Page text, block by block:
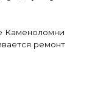
Каменоломни
ремонт